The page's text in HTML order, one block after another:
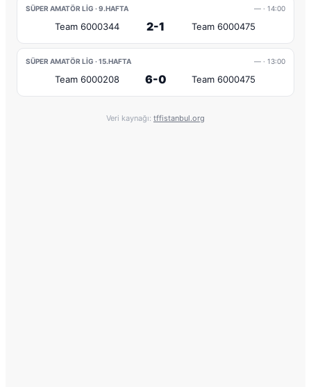
SÜPER AMATÖR LIG · 9.HAFTA — · 14:00
Team 6000344 2-1 Team 6000475
SÜPER AMATÖR LIG · 15.HAFTA — · 13:00
Team 6000208 6-0 Team 6000475
Veri kaynağı: tffistanbul.org